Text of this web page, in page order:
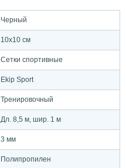
Черный
10х10 см
Сетки спортивные
Ekip Sport
Тренировочный
Дл. 8,5 м, шир. 1 м
3 мм
Полипропилен